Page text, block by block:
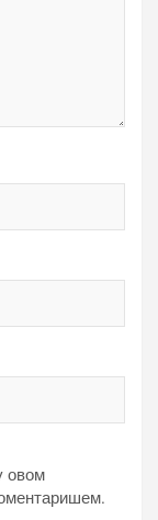
овом